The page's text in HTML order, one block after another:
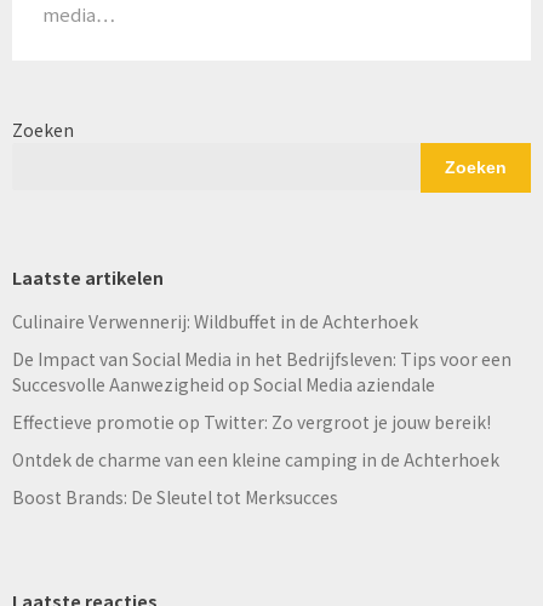
media…
Zoeken
Zoeken
Laatste artikelen
Culinaire Verwennerij: Wildbuffet in de Achterhoek
De Impact van Social Media in het Bedrijfsleven: Tips voor een
Succesvolle Aanwezigheid op Social Media aziendale
Effectieve promotie op Twitter: Zo vergroot je jouw bereik!
Ontdek de charme van een kleine camping in de Achterhoek
Boost Brands: De Sleutel tot Merksucces